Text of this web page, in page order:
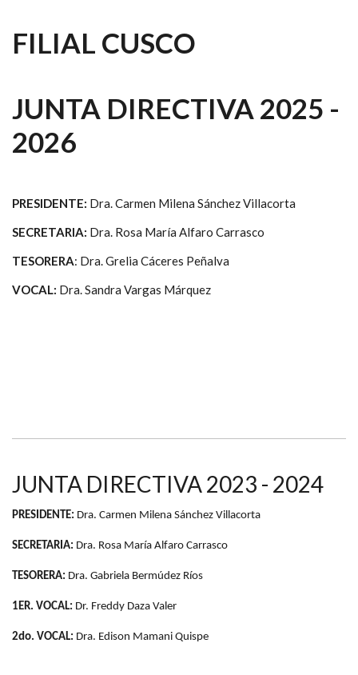
FILIAL CUSCO
JUNTA DIRECTIVA 2025 -
2026
PRESIDENTE: Dra. Carmen Milena Sánchez Villacorta
SECRETARIA: Dra. Rosa María Alfaro Carrasco
TESORERA: Dra. Grelia Cáceres Peñalva
VOCAL: Dra. Sandra Vargas Márquez
JUNTA DIRECTIVA 2023 - 2024
PRESIDENTE: Dra. Carmen Milena Sánchez Villacorta
SECRETARIA: Dra. Rosa María Alfaro Carrasco
TESORERA: Dra. Gabriela Bermúdez Ríos
1ER. VOCAL: Dr. Freddy Daza Valer
2do. VOCAL: Dra. Edison Mamani Quispe